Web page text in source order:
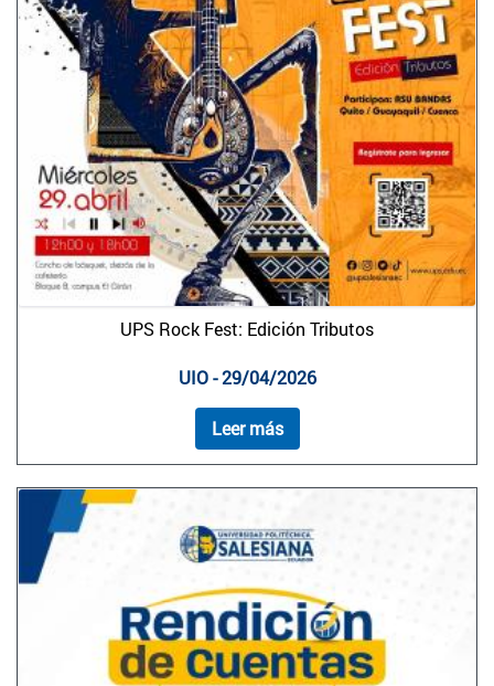
UPS Rock Fest: Edición Tributos
UIO - 29/04/2026
Leer más